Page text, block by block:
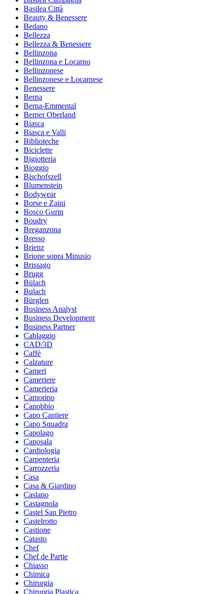
Basilea Città
Beauty & Benessere
Bedano
Bellezza
Bellezza & Benessere
Bellinzona
Bellinzona e Locarno
Bellinzonese
Bellinzonese e Locarnese
Benessere
Berna
Berna-Emmental
Berner Oberland
Biasca
Biasca e Valli
Biblioteche
Biciclette
Bigiotteria
Bioggio
Bischofszell
Blumenstein
Bodywear
Borse e Zaini
Bosco Gurin
Boudry
Breganzona
Bresso
Brienz
Brione sopra Minusio
Brissago
Brugg
Bülach
Bulach
Bürglen
Business Analyst
Business Development
Business Partner
Cablaggio
CAD/3D
Caffè
Calzature
Cameri
Cameriere
Camerieria
Camorino
Canobbio
Capo Cantiere
Capo Squadra
Capolago
Caposala
Cardiologia
Carpenteria
Carrozzeria
Casa
Casa & Giardino
Caslano
Castagnola
Castel San Pietro
Castelrotto
Castione
Catasto
Chef
Chef de Partie
Chiasso
Chimica
Chirurgia
Chirurgia Plastica